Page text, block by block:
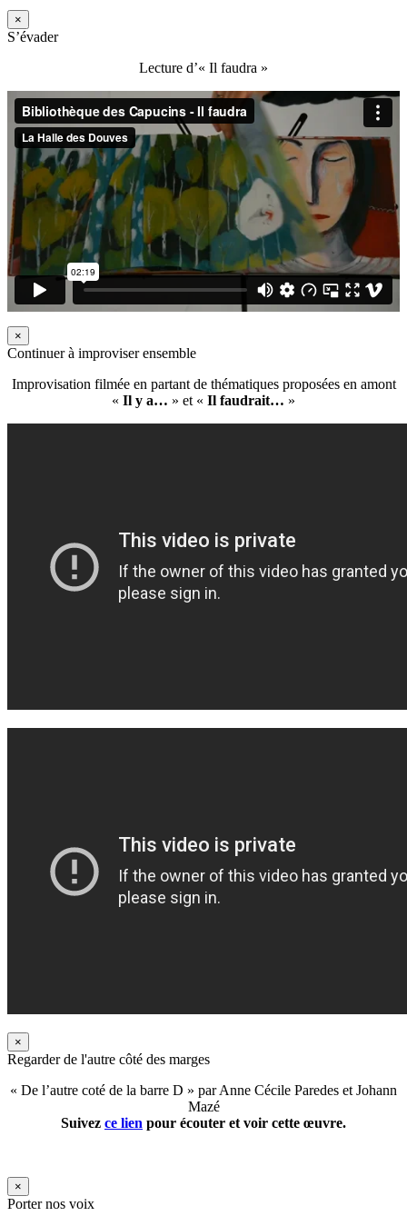
×
S’évader
Lecture d’« Il faudra »
×
Continuer à improviser ensemble
Improvisation filmée en partant de thématiques proposées en amont
« Il y a… » et « Il faudrait… »
×
Regarder de l'autre côté des marges
« De l’autre coté de la barre D » par Anne Cécile Paredes et Johann
Mazé
Suivez ce lien pour écouter et voir cette œuvre.
×
Porter nos voix